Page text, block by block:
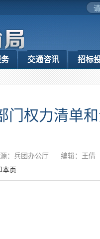
交通咨讯 招标
门权力清单
：兵团办公厅
编辑：王倩
本页